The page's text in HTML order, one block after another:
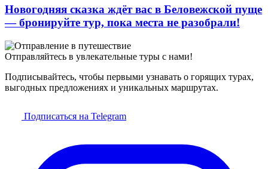
Новогодняя сказка ждёт вас в Беловежской пуще
— бронируйте тур, пока места не разобрали!
Отправляйтесь в увлекательные туры с нами!
Подписывайтесь, чтобы первыми узнавать о горящих турах,
выгодных предложениях и уникальных маршрутах.
Подписаться на Telegram